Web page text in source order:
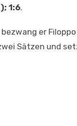
1:6.
er
Sätzen und